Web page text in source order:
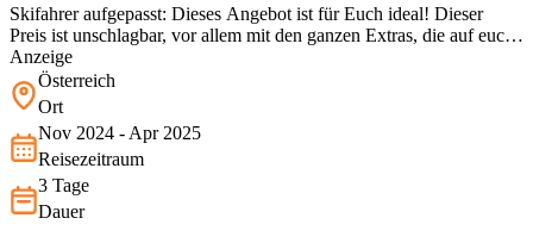
Skifahrer aufgepasst: Dieses Angebot ist für Euch ideal! Dieser
Preis ist unschlagbar, vor allem mit den ganzen Extras, die auf euch
warten! Schnappt Eure Liebsten und ab geht es nach Österreich.
Anzeige
Österreich
Ort
Nov 2024 - Apr 2025
Reisezeitraum
3 Tage
Dauer